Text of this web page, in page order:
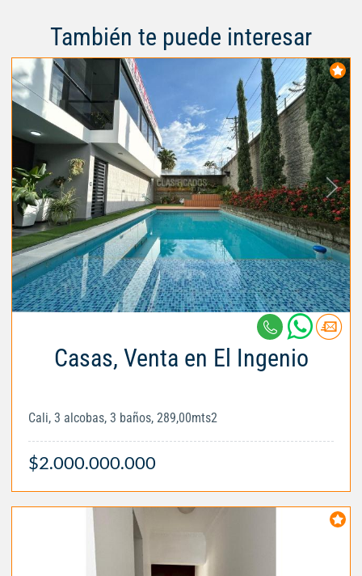
También te puede interesar
Casas, Venta en El Ingenio
Cali, 3 alcobas, 3 baños, 289,00mts2
$2.000.000.000